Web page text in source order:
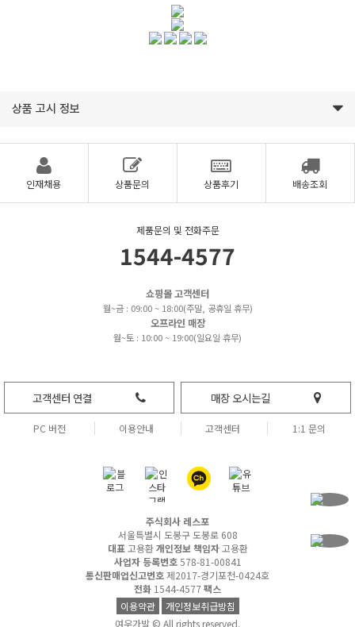
상품 고시 정보
인재채용 상품문의 상품후기 배송조회
제품문의 및 전화주문
1544-4577
쇼핑몰 고객센터
월~금 : 09:00 ~ 18:00(주말, 공휴일 휴무)
오프라인 매장
월~토 : 10:00 ~ 19:00(일요일 휴무)
고객센터 연결 매장 오시는길
PC 버전 이용안내 고객센터 1:1 문의
주식회사 레스포
서울특별시 도봉구 도봉로 608
대표고용환개인정보 책임자고용환
사업자 등록번호578-81-00841
통신판매업신고번호제2017-경기포천-0424호
전화 1544-4577팩스
이용약관
개인정보취급방침
여우가발 © All rights reserved.